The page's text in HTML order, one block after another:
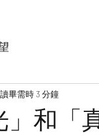
和「
讀畢需時 3 分鐘